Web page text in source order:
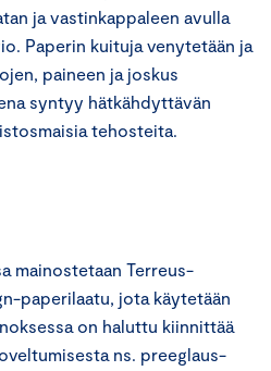
ja vastinkappaleen avulla
Paperin kuituja venytetään ja
paineen ja joskus
syntyy hätkähdyttävän
tehosteita.
mainostetaan Terreus-
paperilaatu, jota käytetään
on haluttu kiinnittää
ns. preeglaus-